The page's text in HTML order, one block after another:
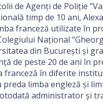
de Agenți de Poliție
timp de 10 ani,
franceză utilizate în
Național
din București și
de peste 20 de ani în
franceză în diferite
limba engleză și
administrator și